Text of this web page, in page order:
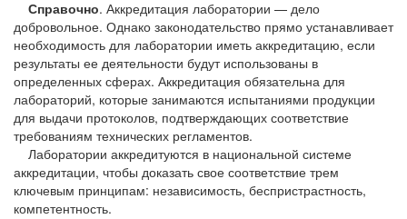
Справочно. Аккредитация лаборатории — дело
добровольное. Однако законодательство прямо устанавливает
необходимость для лаборатории иметь аккредитацию, если
результаты ее деятельности будут использованы в
определенных сферах. Аккредитация обязательна для
лабораторий, которые занимаются испытаниями продукции
для выдачи протоколов, подтверждающих соответствие
требованиям технических регламентов.
Лаборатории аккредитуются в национальной системе
аккредитации, чтобы доказать свое соответствие трем
ключевым принципам: независимость, беспристрастность,
компетентность.